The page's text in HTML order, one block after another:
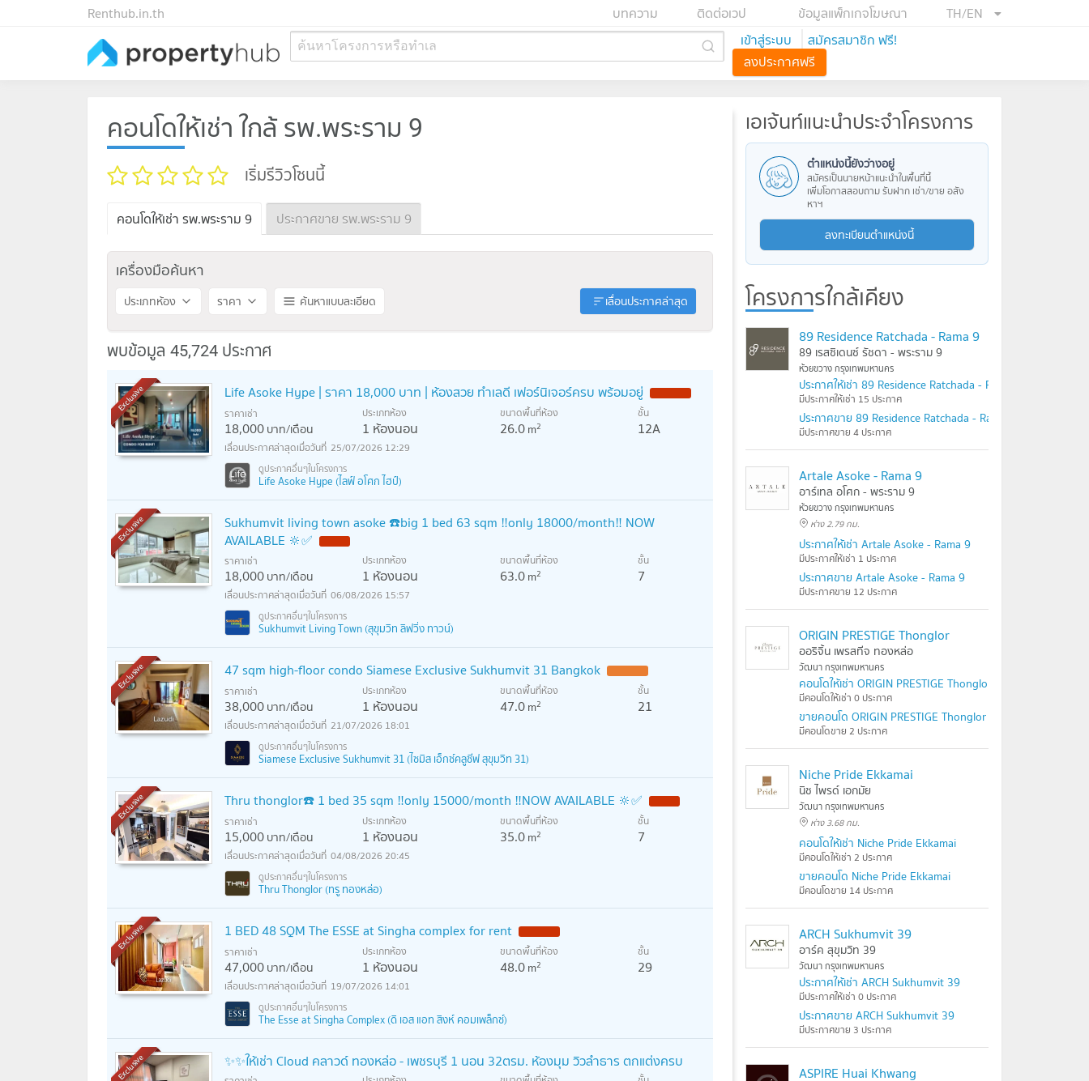
TH/EN
ข้อมูลแพ็กเกจโฆษณา
ติดต่อเวป
บทความ
Renthub.in.th
ค้นหาโครงการหรือทำเล เข้าสู่ระบบ
สมัครสมาชิก ฟรี!
ลงประกาศฟรี
คอนโดให้เช่า ใกล้ รพ.พระราม 9
เริ่มรีวิวโซนนี้
คอนโดให้เช่า รพ.พระราม 9 ประกาศขาย รพ.พระราม 9
เครื่องมือค้นหา
ประเภทห้อง ราคา ค้นหาแบบละเอียด เลื่อนประกาศล่าสุด
พบข้อมูล 45,724 ประกาศ
Exclusive Life Asoke Hype | ราคา 18,000 บาท | ห้องสวย ทำเลดี เฟอร์นิเจอร์ครบ พร้อมอยู่
ราคาเช่า
18,000บาท/เดือน
ประเภทห้อง
1 ห้องนอน
ขนาดพื้นที่ห้อง
26.0m2
ชั้น
12A
25/07/2026 12:29
Life Asoke Hype (ไลฟ์ อโศก ไฮป์)
Exclusive
Sukhumvit living town asoke ☎️big 1 bed 63 sqm ‼️only 18000/month‼️ NOW
AVAILABLE 🔆✅
ราคาเช่า
18,000บาท/เดือน
ประเภทห้อง
1 ห้องนอน
ขนาดพื้นที่ห้อง
63.0m2
ชั้น
7
06/08/2026 15:57
Sukhumvit Living Town (สุขุมวิท ลิฟวิ่ง ทาวน์)
Exclusive 47 sqm high-floor condo Siamese Exclusive Sukhumvit 31 Bangkok
ราคาเช่า
38,000บาท/เดือน
ประเภทห้อง
1 ห้องนอน
ขนาดพื้นที่ห้อง
47.0m2
ชั้น
21
21/07/2026 18:01
Siamese Exclusive Sukhumvit 31 (ไซมิส เอ็กซ์คลูซีฟ สุขุมวิท 31)
Exclusive Thru thonglor☎️ 1 bed 35 sqm ‼️only 15000/month ‼️NOW AVAILABLE 🔆✅
ราคาเช่า
15,000บาท/เดือน
ประเภทห้อง
1 ห้องนอน
ขนาดพื้นที่ห้อง
35.0m2
ชั้น
7
04/08/2026 20:45
Thru Thonglor (ทรู ทองหล่อ)
Exclusive 1 BED 48 SQM The ESSE at Singha complex for rent
ราคาเช่า
47,000บาท/เดือน
ประเภทห้อง
1 ห้องนอน
ขนาดพื้นที่ห้อง
48.0m2
ชั้น
29
19/07/2026 14:01
The Esse at Singha Complex (ดิ เอส แอท สิงห์ คอมเพล็กซ์)
Exclusive ✨✨ให้เช่า Cloud คลาวด์ ทองหล่อ - เพชรบุรี 1 นอน 32ตรม. ห้องมุม วิวลำธาร ตกแต่งครบ
เอเจ้นท์แนะนำประจำโครงการ
ตำแหน่งนี้ยังว่างอยู่
สมัครเป็นนายหน้าแนะนำในพื้นที่นี้
เพิ่มโอกาสสอบถาม รับฝาก เช่า/ขาย อสัง
หาฯ
ลงทะเบียนตำแหน่งนี้
โครงการใกล้เคียง
89 Residence Ratchada - Rama 9
89 เรสซิเดนซ์ รัชดา - พระราม 9
ห้วยขวาง กรุงเทพมหานคร
ประกาศให้เช่า 89 Residence Ratchada - Rama 9
มีประกาศให้เช่า 15 ประกาศ
ประกาศขาย 89 Residence Ratchada - Rama 9
มีประกาศขาย 4 ประกาศ
Artale Asoke - Rama 9
อาร์เทล อโศก - พระราม 9
ห้วยขวาง กรุงเทพมหานคร
ห่าง 2.79 กม.
ประกาศให้เช่า Artale Asoke - Rama 9
มีประกาศให้เช่า 1 ประกาศ
ประกาศขาย Artale Asoke - Rama 9
มีประกาศขาย 12 ประกาศ
ORIGIN PRESTIGE Thonglor
ออริจิ้น เพรสทีจ ทองหล่อ
วัฒนา กรุงเทพมหานคร
คอนโดให้เช่า ORIGIN PRESTIGE Thonglor
มีคอนโดให้เช่า 0 ประกาศ
ขายคอนโด ORIGIN PRESTIGE Thonglor
มีคอนโดขาย 2 ประกาศ
Niche Pride Ekkamai
นิช ไพรด์ เอกมัย
วัฒนา กรุงเทพมหานคร
ห่าง 3.68 กม.
คอนโดให้เช่า Niche Pride Ekkamai
มีคอนโดให้เช่า 2 ประกาศ
ขายคอนโด Niche Pride Ekkamai
มีคอนโดขาย 14 ประกาศ
ARCH Sukhumvit 39
อาร์ค สุขุมวิท 39
วัฒนา กรุงเทพมหานคร
ประกาศให้เช่า ARCH Sukhumvit 39
มีประกาศให้เช่า 0 ประกาศ
ประกาศขาย ARCH Sukhumvit 39
มีประกาศขาย 3 ประกาศ
ASPIRE Huai Khwang